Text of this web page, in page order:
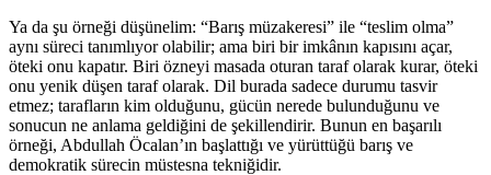
Ya da şu örneği düşünelim: “Barış müzakeresi” ile “teslim olma”
aynı süreci tanımlıyor olabilir; ama biri bir imkânın kapısını açar,
öteki onu kapatır. Biri özneyi masada oturan taraf olarak kurar, öteki
onu yenik düşen taraf olarak. Dil burada sadece durumu tasvir
etmez; tarafların kim olduğunu, gücün nerede bulunduğunu ve
sonucun ne anlama geldiğini de şekillendirir. Bunun en başarılı
örneği, Abdullah Öcalan’ın başlattığı ve yürüttüğü barış ve
demokratik sürecin müstesna tekniğidir.